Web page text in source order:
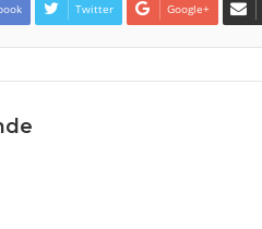
Twitter Google+